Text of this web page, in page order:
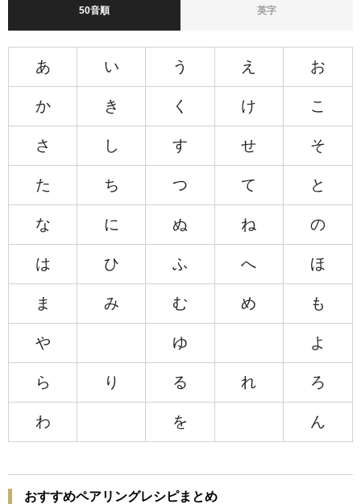
50音順 英字
あ い う え お
か き く け こ
さ し す せ そ
た ち つ て と
な に ぬ ね の
は ひ ふ へ ほ
ま み む め も
や ゆ よ
ら り る れ ろ
わ を ん
おすすめペアリングレシピまとめ